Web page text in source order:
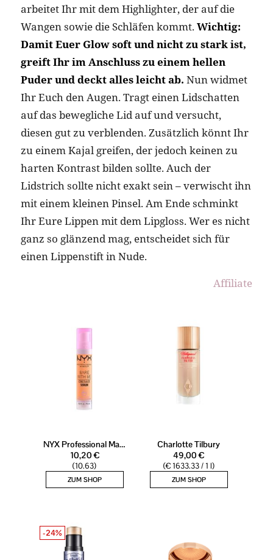
arbeitet Ihr mit dem Highlighter, der auf die
Wangen sowie die Schläfen kommt. Wichtig:
Damit Euer Glow soft und nicht zu stark ist,
greift Ihr im Anschluss zu einem hellen
Puder und deckt alles leicht ab. Nun widmet
Ihr Euch den Augen. Tragt einen Lidschatten
auf das bewegliche Lid auf und versucht,
diesen gut zu verblenden. Zusätzlich könnt Ihr
zu einem Kajal greifen, der jedoch keinen zu
harten Kontrast bilden sollte. Auch der
Lidstrich sollte nicht exakt sein – verwischt ihn
mit einem kleinen Pinsel. Am Ende schminkt
Ihr Eure Lippen mit dem Lipgloss. Wer es nicht
ganz so glänzend mag, entscheidet sich für
einen Lippenstift in Nude.
Affiliate